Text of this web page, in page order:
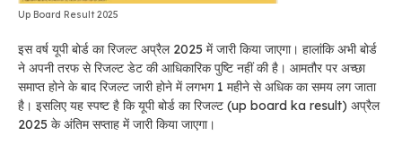
Up Board Result 2025
इस वर्ष यूपी बोर्ड का रिजल्ट अप्रैल 2025 में जारी किया जाएगा। हालांकि अभी बोर्ड
ने अपनी तरफ से रिजल्ट डेट की आधिकारिक पुष्टि नहीं की है। आमतौर पर अच्छा
समाप्त होने के बाद रिजल्ट जारी होने में लगभग 1 महीने से अधिक का समय लग जाता
है। इसलिए यह स्पष्ट है कि यूपी बोर्ड का रिजल्ट (up board ka result) अप्रैल
2025 के अंतिम सप्ताह में जारी किया जाएगा।